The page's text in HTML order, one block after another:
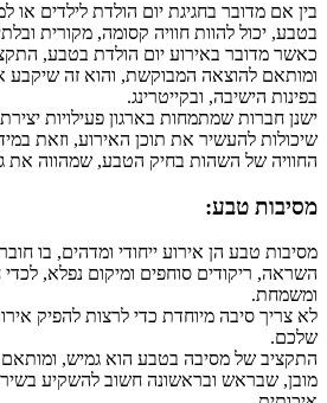
בין אם מדובר בחגיגת יום הולדת לילדים או
בטבע, יכול להוות חוויה קסומה, מקורית
כאשר מדובר באירוע יום הולדת בטבע,
ומותאם להוצאה המבוקשת, והוא זה
בפינות הישיבה, ובקייטרינג.
ישנן חברות שמתמחות בארגון פעילויות
שיכולות להעשיר את תוכן האירוע, וזאת
החוויה של השהות בחיק הטבע, שמהווה את
מסיבות טבע:
מסיבות טבע הן אירוע ייחודי ומדהים, בו
השראה, ריקודים סוחפים ומיקום נפלא, לכדי
ומשמחת.
לא צריך סיבה מיוחדת כדי לרצות להפיק
שלכם.
התקציב של מסיבה בטבע הוא גמיש, ומותאם
מובן, שבראש ובראשונה חשוב להשקיע